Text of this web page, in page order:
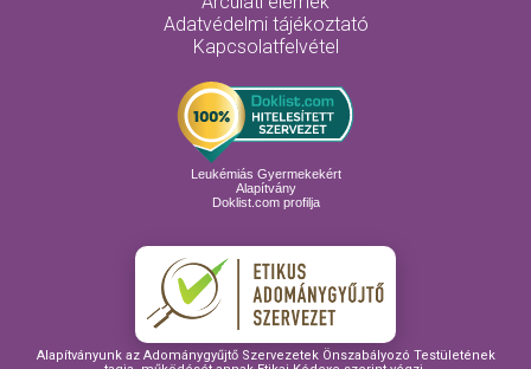
Adatvédelmi tájékoztató
Kapcsolatfelvétel
Leukémiás Gyermekekért
Alapítvány
Doklist.com profilja
Alapítványunk az Adománygyűjtő Szervezetek Önszabályozó Testületének